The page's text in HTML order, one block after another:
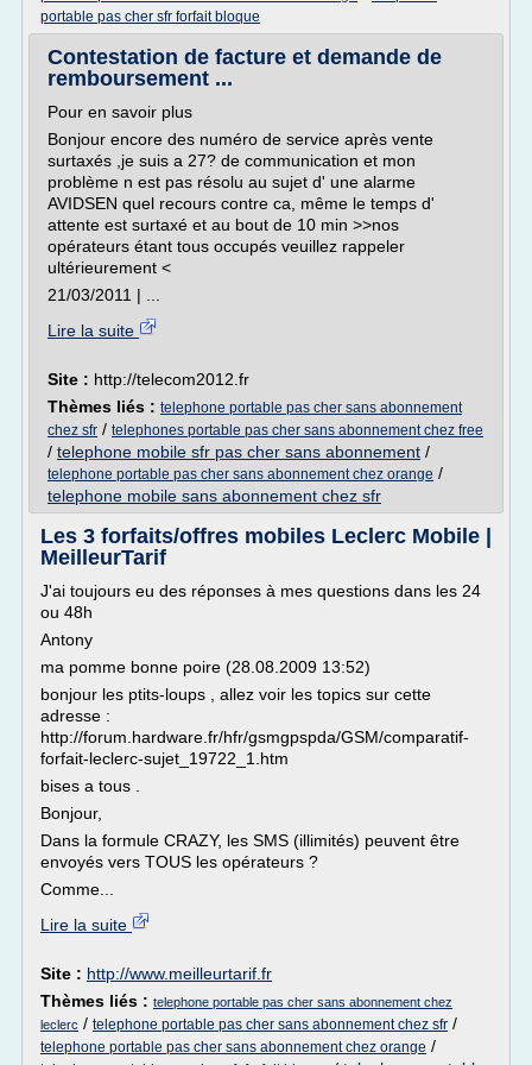
portable pas cher sfr forfait bloque
Contestation de facture et demande de
remboursement ...
Pour en savoir plus
Bonjour encore des numéro de service après vente
surtaxés ,je suis a 27? de communication et mon
problème n est pas résolu au sujet d' une alarme
AVIDSEN quel recours contre ca, même le temps d'
attente est surtaxé et au bout de 10 min >>nos
opérateurs étant tous occupés veuillez rappeler
ultérieurement <
21/03/2011 | ...
Lire la suite
Site : http://telecom2012.fr
Thèmes liés : telephone portable pas cher sans abonnement
chez sfr / telephones portable pas cher sans abonnement chez free
/ telephone mobile sfr pas cher sans abonnement /
telephone portable pas cher sans abonnement chez orange /
telephone mobile sans abonnement chez sfr
Les 3 forfaits/offres mobiles Leclerc Mobile |
MeilleurTarif
J'ai toujours eu des réponses à mes questions dans les 24
ou 48h
Antony
ma pomme bonne poire (28.08.2009 13:52)
bonjour les ptits-loups , allez voir les topics sur cette
adresse :
http://forum.hardware.fr/hfr/gsmgpspda/GSM/comparatif-
forfait-leclerc-sujet_19722_1.htm
bises a tous .
Bonjour,
Dans la formule CRAZY, les SMS (illimités) peuvent être
envoyés vers TOUS les opérateurs ?
Comme...
Lire la suite
Site : http://www.meilleurtarif.fr
Thèmes liés : telephone portable pas cher sans abonnement chez
leclerc / telephone portable pas cher sans abonnement chez sfr /
telephone portable pas cher sans abonnement chez orange /